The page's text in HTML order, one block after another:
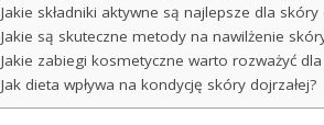
Jakie składniki aktywne są najlepsze dla skóry
Jakie są skuteczne metody na nawilżenie
Jakie zabiegi kosmetyczne warto rozważyć
Jak dieta wpływa na kondycję skóry dojrzałej?